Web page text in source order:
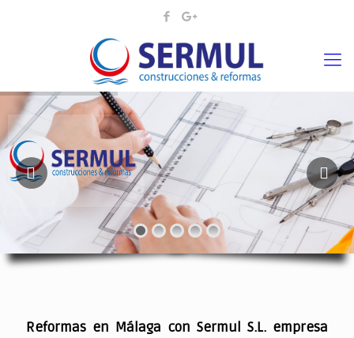
¡¡DAMOS VIDA A SUS
Reformas en Málaga con Sermul S.L. empresa